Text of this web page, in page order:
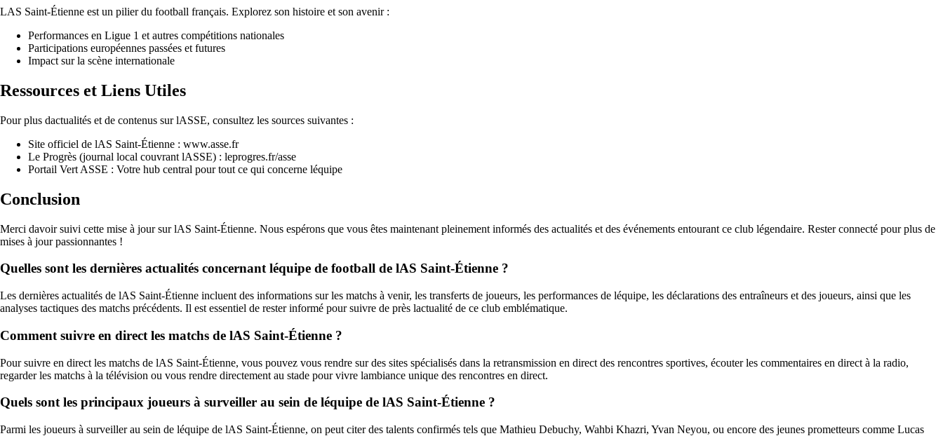
LAS Saint-Étienne est un pilier du football français. Explorez son histoire et son avenir :
Performances en Ligue 1 et autres compétitions nationales
Participations européennes passées et futures
Impact sur la scène internationale
Ressources et Liens Utiles
Pour plus dactualités et de contenus sur lASSE, consultez les sources suivantes :
Site officiel de lAS Saint-Étienne : www.asse.fr
Le Progrès (journal local couvrant lASSE) : leprogres.fr/asse
Portail Vert ASSE : Votre hub central pour tout ce qui concerne léquipe
Conclusion
Merci davoir suivi cette mise à jour sur lAS Saint-Étienne. Nous espérons que vous êtes maintenant pleinement informés des actualités et des événements entourant ce club légendaire. Rester connecté pour plus de
mises à jour passionnantes !
Quelles sont les dernières actualités concernant léquipe de football de lAS Saint-Étienne ?
Les dernières actualités de lAS Saint-Étienne incluent des informations sur les matchs à venir, les transferts de joueurs, les performances de léquipe, les déclarations des entraîneurs et des joueurs, ainsi que les
analyses tactiques des matchs précédents. Il est essentiel de rester informé pour suivre de près lactualité de ce club emblématique.
Comment suivre en direct les matchs de lAS Saint-Étienne ?
Pour suivre en direct les matchs de lAS Saint-Étienne, vous pouvez vous rendre sur des sites spécialisés dans la retransmission en direct des rencontres sportives, écouter les commentaires en direct à la radio,
regarder les matchs à la télévision ou vous rendre directement au stade pour vivre lambiance unique des rencontres en direct.
Quels sont les principaux joueurs à surveiller au sein de léquipe de lAS Saint-Étienne ?
Parmi les joueurs à surveiller au sein de léquipe de lAS Saint-Étienne, on peut citer des talents confirmés tels que Mathieu Debuchy, Wahbi Khazri, Yvan Neyou, ou encore des jeunes prometteurs comme Lucas